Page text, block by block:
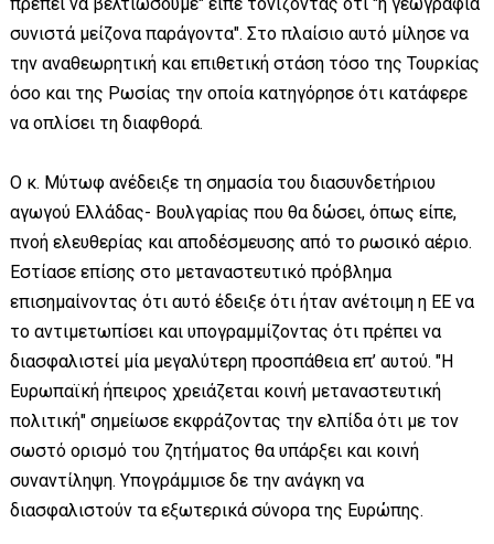
συνιστά μείζονα παράγοντα". Στο πλαίσιο αυτό μίλησε να
την αναθεωρητική και επιθετική στάση τόσο της Τουρκίας
όσο και της Ρωσίας την οποία κατηγόρησε ότι κατάφερε
να οπλίσει τη διαφθορά.
Ο κ. Μύτωφ ανέδειξε τη σημασία του διασυνδετήριου
αγωγού Ελλάδας- Βουλγαρίας που θα δώσει, όπως είπε,
πνοή ελευθερίας και αποδέσμευσης από το ρωσικό αέριο.
Εστίασε επίσης στο μεταναστευτικό πρόβλημα
επισημαίνοντας ότι αυτό έδειξε ότι ήταν ανέτοιμη η ΕΕ να
το αντιμετωπίσει και υπογραμμίζοντας ότι πρέπει να
διασφαλιστεί μία μεγαλύτερη προσπάθεια επ’ αυτού. "Η
Ευρωπαϊκή ήπειρος χρειάζεται κοινή μεταναστευτική
πολιτική" σημείωσε εκφράζοντας την ελπίδα ότι με τον
σωστό ορισμό του ζητήματος θα υπάρξει και κοινή
συναντίληψη. Υπογράμμισε δε την ανάγκη να
διασφαλιστούν τα εξωτερικά σύνορα της Ευρώπης.